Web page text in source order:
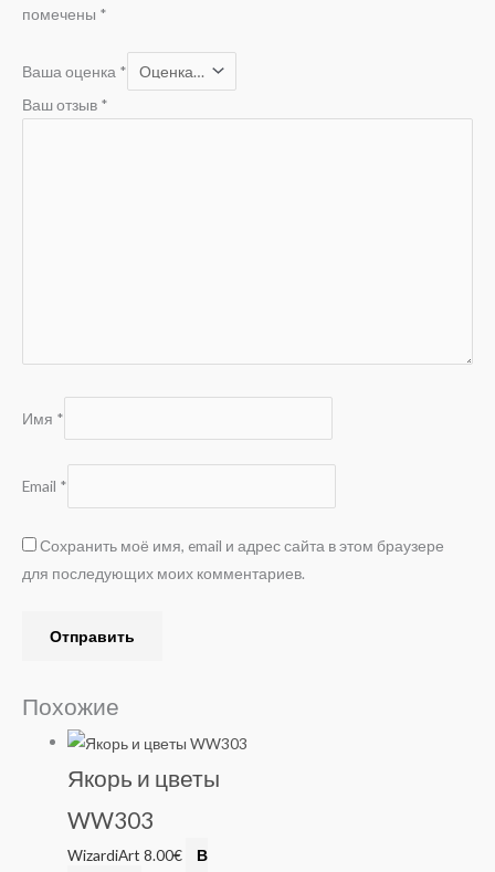
помечены *
Ваша оценка *
Ваш отзыв *
Имя *
Email *
Сохранить моё имя, email и адрес сайта в этом браузере
для последующих моих комментариев.
Похожие
Якорь и цветы
WW303
WizardiArt8.00€
В